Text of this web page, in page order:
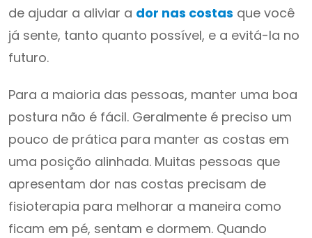
de ajudar a aliviar a dor nas costas que você
já sente, tanto quanto possível, e a evitá-la no
futuro.
Para a maioria das pessoas, manter uma boa
postura não é fácil. Geralmente é preciso um
pouco de prática para manter as costas em
uma posição alinhada. Muitas pessoas que
apresentam dor nas costas precisam de
fisioterapia para melhorar a maneira como
ficam em pé, sentam e dormem. Quando